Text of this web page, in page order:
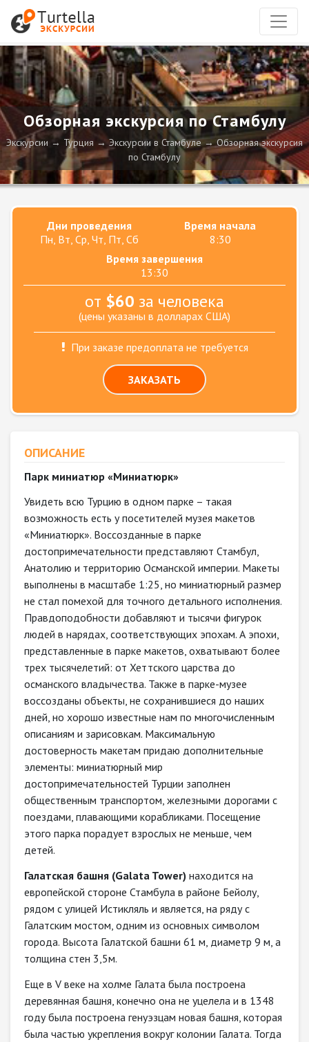
Обзорная экскурсия по Стамбулу
Экскурсии Турция Экскурсии в Стамбуле
Обзорная экскурсия
по Стамбулу
Дни проведения
Пн, Вт, Ср, Чт, Пт, Сб
Время начала
8:30
Время завершения
13:30
от $60 за человека
(цены указаны в долларах США)
При заказе предоплата не требуется
ЗАКАЗАТЬ
ОПИСАНИЕ
Парк миниатюр «Миниатюрк»
Увидеть всю Турцию в одном парке – такая
возможность есть у посетителей музея макетов
«Миниатюрк». Воссозданные в парке
достопримечательности представляют Стамбул,
Анатолию и территорию Османской империи. Макеты
выполнены в масштабе 1:25, но миниатюрный размер
не стал помехой для точного детального исполнения.
Правдоподобности добавляют и тысячи фигурок
людей в нарядах, соответствующих эпохам. А эпохи,
представленные в парке макетов, охватывают более
трех тысячелетий: от Хеттского царства до
османского владычества. Также в парке-музее
воссозданы объекты, не сохранившиеся до наших
дней, но хорошо известные нам по многочисленным
описаниям и зарисовкам. Максимальную
достоверность макетам придаю дополнительные
элементы: миниатюрный мир
достопримечательностей Турции заполнен
общественным транспортом, железными дорогами с
поездами, плавающими корабликами. Посещение
этого парка порадует взрослых не меньше, чем
детей.
Галатская башня (Galata Tower) находится на
европейской стороне Стамбула в районе Бейолу,
рядом с улицей Истикляль и является, на ряду с
Галатским мостом, одним из основных символом
города. Высота Галатской башни 61 м, диаметр 9 м, а
толщина стен 3,5м.
Еще в V веке на холме Галата была построена
деревянная башня, конечно она не уцелела и в 1348
году была построена генуэзцам новая башня, которая
была частью укрепления вокруг колонии Галата. Тогда